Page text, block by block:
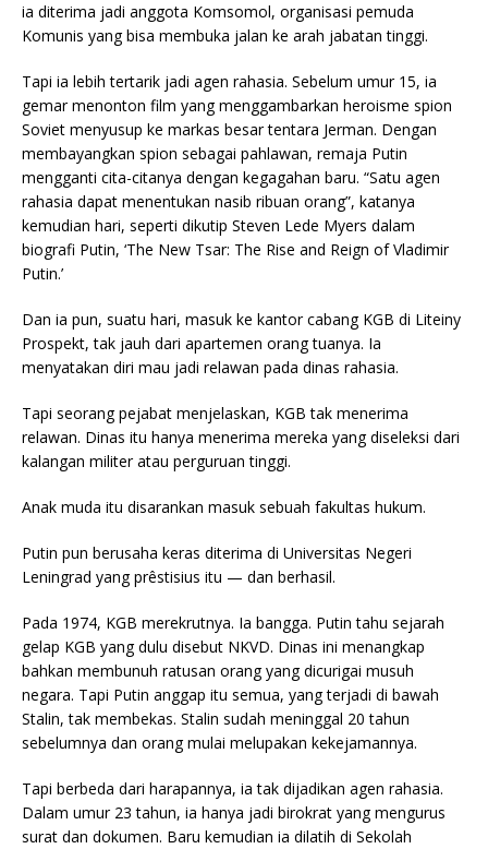
ia diterima jadi anggota Komsomol, organisasi pemuda
Komunis yang bisa membuka jalan ke arah jabatan tinggi.
Tapi ia lebih tertarik jadi agen rahasia. Sebelum umur 15, ia
gemar menonton film yang menggambarkan heroisme spion
Soviet menyusup ke markas besar tentara Jerman. Dengan
membayangkan spion sebagai pahlawan, remaja Putin
mengganti cita-citanya dengan kegagahan baru. “Satu agen
rahasia dapat menentukan nasib ribuan orang”, katanya
kemudian hari, seperti dikutip Steven Lede Myers dalam
biografi Putin, ‘The New Tsar: The Rise and Reign of Vladimir
Putin.’
Dan ia pun, suatu hari, masuk ke kantor cabang KGB di Liteiny
Prospekt, tak jauh dari apartemen orang tuanya. Ia
menyatakan diri mau jadi relawan pada dinas rahasia.
Tapi seorang pejabat menjelaskan, KGB tak menerima
relawan. Dinas itu hanya menerima mereka yang diseleksi dari
kalangan militer atau perguruan tinggi.
Anak muda itu disarankan masuk sebuah fakultas hukum.
Putin pun berusaha keras diterima di Universitas Negeri
Leningrad yang prêstisius itu — dan berhasil.
Pada 1974, KGB merekrutnya. Ia bangga. Putin tahu sejarah
gelap KGB yang dulu disebut NKVD. Dinas ini menangkap
bahkan membunuh ratusan orang yang dicurigai musuh
negara. Tapi Putin anggap itu semua, yang terjadi di bawah
Stalin, tak membekas. Stalin sudah meninggal 20 tahun
sebelumnya dan orang mulai melupakan kekejamannya.
Tapi berbeda dari harapannya, ia tak dijadikan agen rahasia.
Dalam umur 23 tahun, ia hanya jadi birokrat yang mengurus
surat dan dokumen. Baru kemudian ia dilatih di Sekolah